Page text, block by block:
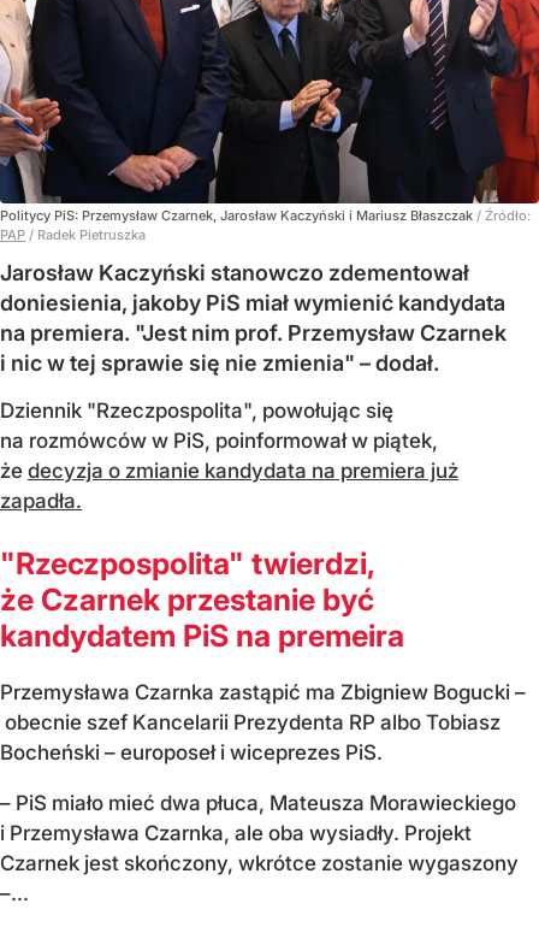
Politycy PiS: Przemysław Czarnek, Jarosław Kaczyński i Mariusz Błaszczak / Źródło:
PAP / Radek Pietruszka
Jarosław Kaczyński stanowczo zdementował
doniesienia, jakoby PiS miał wymienić kandydata
na premiera. "Jest nim prof. Przemysław Czarnek
i nic w tej sprawie się nie zmienia" – dodał.
Dziennik "Rzeczpospolita", powołując się
na rozmówców w PiS, poinformował w piątek,
że decyzja o zmianie kandydata na premiera już
zapadła.
"Rzeczpospolita" twierdzi,
że Czarnek przestanie być
kandydatem PiS na premeira
Przemysława Czarnka zastąpić ma Zbigniew Bogucki –
obecnie szef Kancelarii Prezydenta RP albo Tobiasz
Bocheński – europoseł i wiceprezes PiS.
– PiS miało mieć dwa płuca, Mateusza Morawieckiego
i Przemysława Czarnka, ale oba wysiadły. Projekt
Czarnek jest skończony, wkrótce zostanie wygaszony
–...